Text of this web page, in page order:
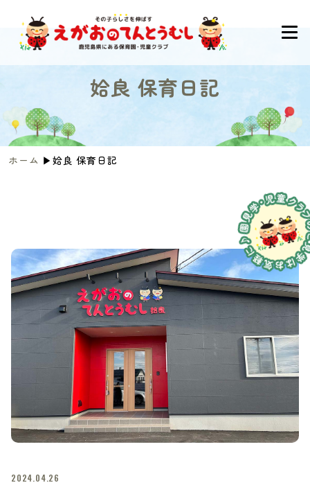
姶良 保育日記
ホーム ▶︎姶良 保育日記
2024.04.26